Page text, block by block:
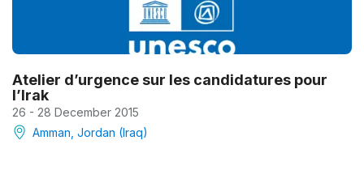
Atelier d’urgence sur les candidatures pour
l’Irak
26 - 28 December 2015
Amman, Jordan (Iraq)